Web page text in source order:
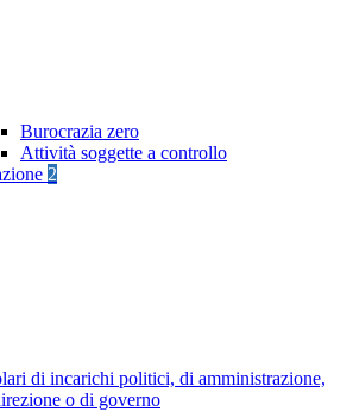
Burocrazia zero
Attività soggette a controllo
2
di incarichi politici, di amministrazione,
o di governo